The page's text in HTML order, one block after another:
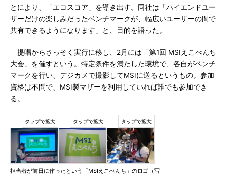
とにより、「エコスコア」を導き出す。同社は「ハイエンドユー
ザーだけの楽しみだったベンチマークが、幅広いユーザーの間で
共有できるようになります」と、目的を語った。
提唱からさっそく実行に移し、2月には「第1回 MSIえこべんち
大会」を催すという。特定条件を満たした環境で、各自がベンチ
マークを行い、デジカメで撮影してMSIに送るというもの。参加
資格は不問で、MSI製マザーを利用していれば誰でも参加でき
る。
担当者が前日に作ったという「MSIえこべんち」のロゴ（写